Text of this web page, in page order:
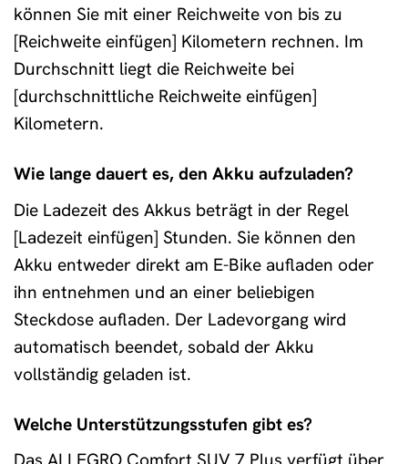
können Sie mit einer Reichweite von bis zu
[Reichweite einfügen] Kilometern rechnen. Im
Durchschnitt liegt die Reichweite bei
[durchschnittliche Reichweite einfügen]
Kilometern.
Wie lange dauert es, den Akku aufzuladen?
Die Ladezeit des Akkus beträgt in der Regel
[Ladezeit einfügen] Stunden. Sie können den
Akku entweder direkt am E-Bike aufladen oder
ihn entnehmen und an einer beliebigen
Steckdose aufladen. Der Ladevorgang wird
automatisch beendet, sobald der Akku
vollständig geladen ist.
Welche Unterstützungsstufen gibt es?